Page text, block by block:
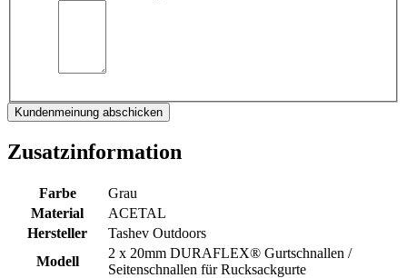
Kundenmeinung abschicken
Zusatzinformation
Farbe
Grau
Material
ACETAL
Hersteller
Tashev Outdoors
Modell
2 x 20mm DURAFLEX® Gurtschnallen /
Seitenschnallen für Rucksackgurte